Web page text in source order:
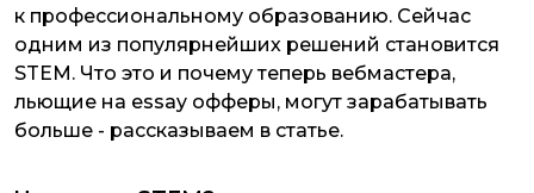
к профессиональному образованию. Сейчас
одним из популярнейших решений становится
STEM. Что это и почему теперь вебмастера,
льющие на essay офферы, могут зарабатывать
больше - рассказываем в статье.